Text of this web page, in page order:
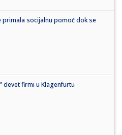
primala socijalnu pomoć dok se
devet firmi u Klagenfurtu